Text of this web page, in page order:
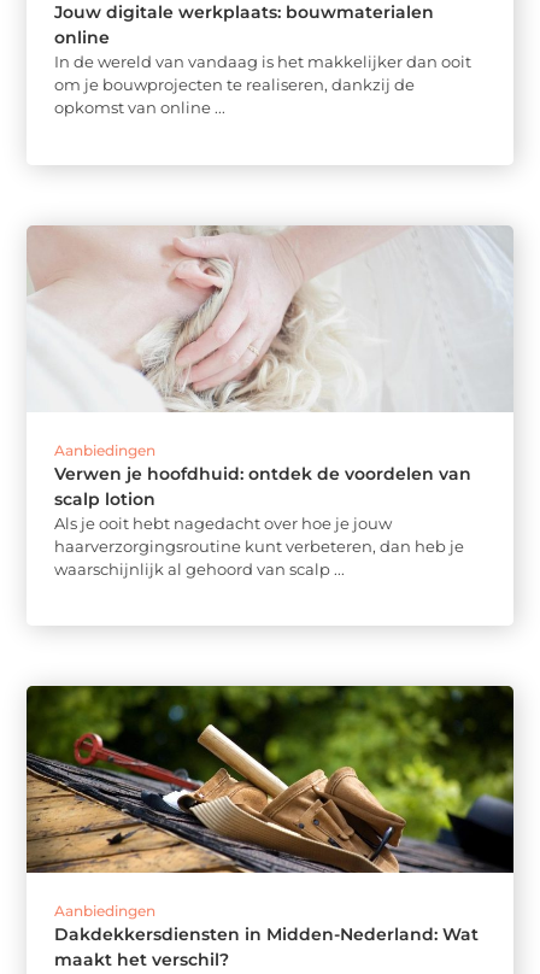
Jouw digitale werkplaats: bouwmaterialen
online
In de wereld van vandaag is het makkelijker dan ooit
om je bouwprojecten te realiseren, dankzij de
opkomst van online ...
Aanbiedingen
Verwen je hoofdhuid: ontdek de voordelen van
scalp lotion
Als je ooit hebt nagedacht over hoe je jouw
haarverzorgingsroutine kunt verbeteren, dan heb je
waarschijnlijk al gehoord van scalp ...
Aanbiedingen
Dakdekkersdiensten in Midden-Nederland: Wat
maakt het verschil?